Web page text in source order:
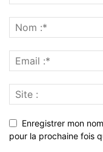
Enregistrer mon
pour la prochaine fois